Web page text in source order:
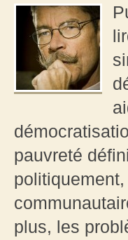
pauvreté
plus, les